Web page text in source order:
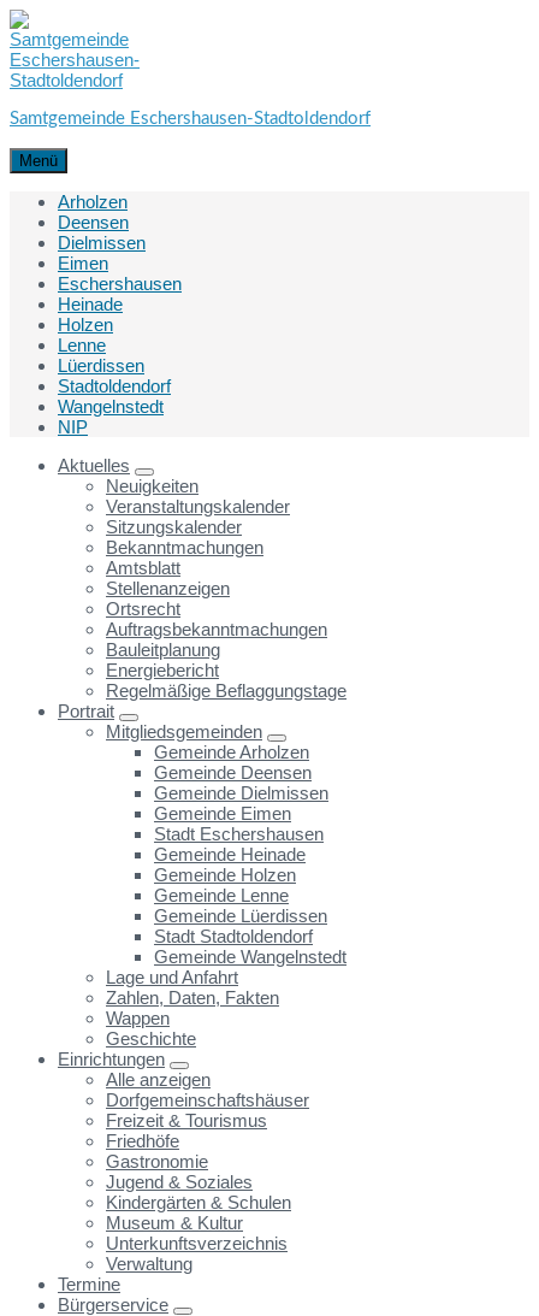
Skip
to
content
Skip
to
main
navigation
Skip
to
footer
Samtgemeinde Eschershausen-Stadtoldendorf
Menü
Arholzen
Deensen
Dielmissen
Eimen
Eschershausen
Heinade
Holzen
Lenne
Lüerdissen
Stadtoldendorf
Wangelnstedt
NIP
Aktuelles
Neuigkeiten
Veranstaltungskalender
Sitzungskalender
Bekanntmachungen
Amtsblatt
Stellenanzeigen
Ortsrecht
Auftragsbekanntmachungen
Bauleitplanung
Energiebericht
Regelmäßige Beflaggungstage
Portrait
Mitgliedsgemeinden
Gemeinde Arholzen
Gemeinde Deensen
Gemeinde Dielmissen
Gemeinde Eimen
Stadt Eschershausen
Gemeinde Heinade
Gemeinde Holzen
Gemeinde Lenne
Gemeinde Lüerdissen
Stadt Stadtoldendorf
Gemeinde Wangelnstedt
Lage und Anfahrt
Zahlen, Daten, Fakten
Wappen
Geschichte
Einrichtungen
Alle anzeigen
Dorfgemeinschaftshäuser
Freizeit & Tourismus
Friedhöfe
Gastronomie
Jugend & Soziales
Kindergärten & Schulen
Museum & Kultur
Unterkunftsverzeichnis
Verwaltung
Termine
Bürgerservice